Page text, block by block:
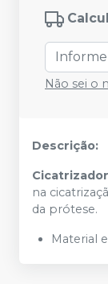
Não sei o
Descrição:
na
da prótese.
Material